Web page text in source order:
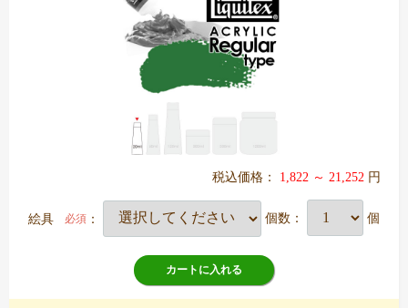
税込価格： 1,822 ～ 21,252 円
絵具 必須 ： 個数： 個
カートに入れる